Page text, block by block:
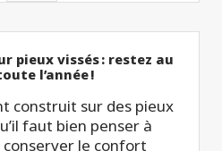
pieux vissés : restez au
l’année !
construit sur des pieux
faut bien penser à
conserver le confort